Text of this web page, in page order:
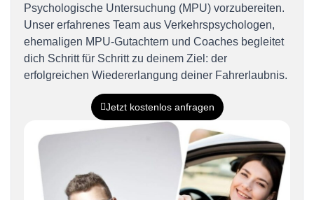
Psychologische Untersuchung (MPU) vorzubereiten.
Unser erfahrenes Team aus Verkehrspsychologen,
ehemaligen MPU-Gutachtern und Coaches begleitet
dich Schritt für Schritt zu deinem Ziel: der
erfolgreichen Wiedererlangung deiner Fahrerlaubnis.
Jetzt kostenlos anfragen